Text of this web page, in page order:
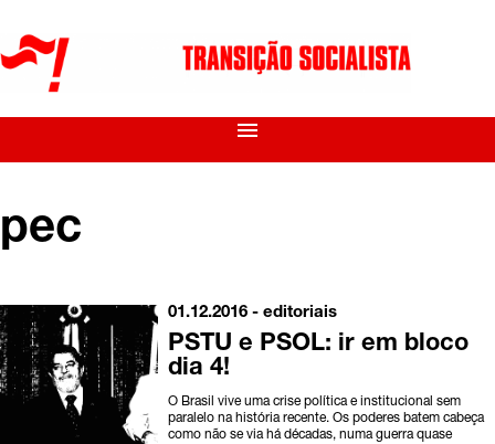
menu
pec
01.12.2016 -editoriais
PSTU e PSOL: ir em bloco
dia 4!
O Brasil vive uma crise política e institucional sem
paralelo na história recente. Os poderes batem cabeça
como não se via há décadas, numa guerra quase